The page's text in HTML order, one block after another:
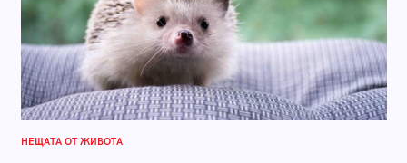
НЕЩАТА ОТ ЖИВОТА